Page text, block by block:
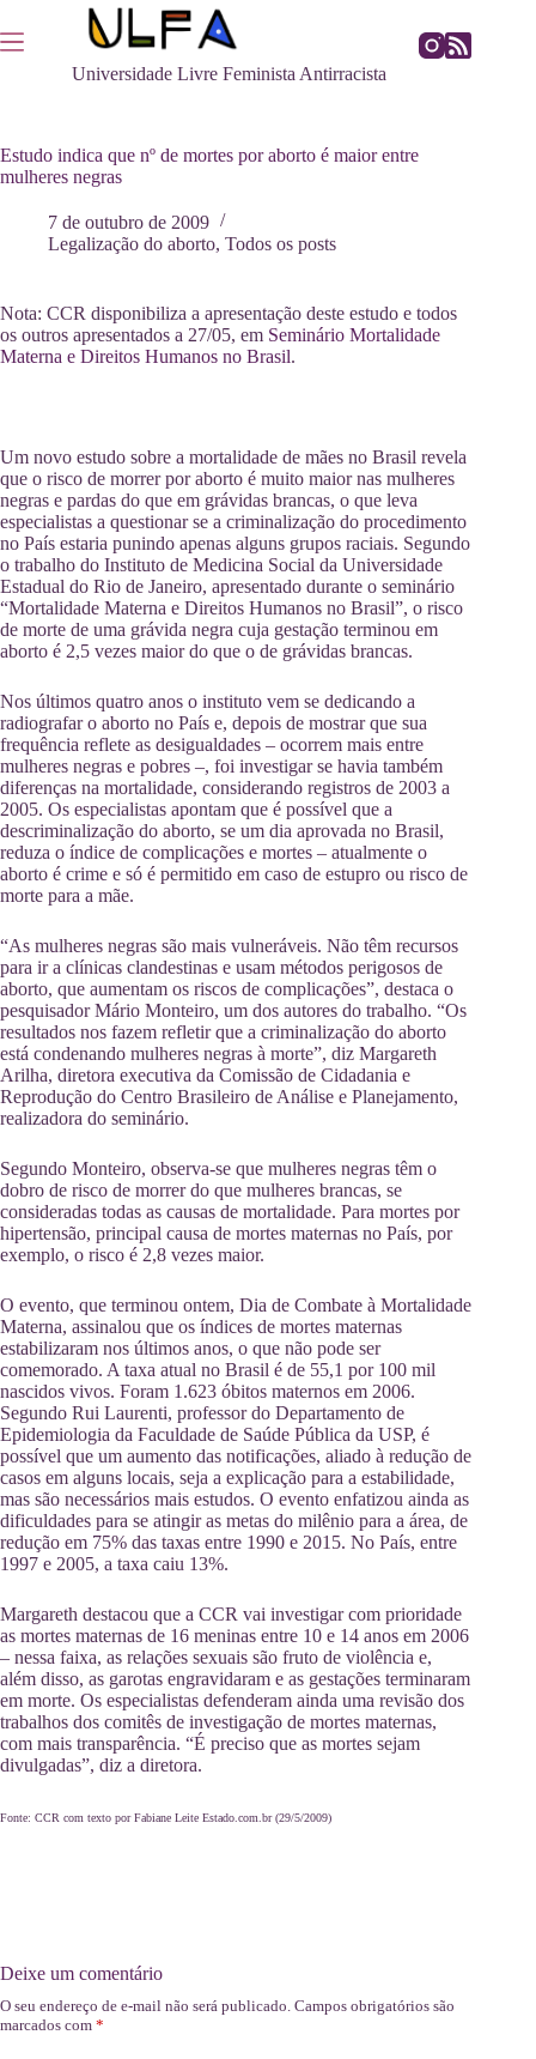
para
o
Universidade Livre Feminista Antirracista
Estudo indica que nº de mortes por aborto é maior entre
mulheres negras
7 de outubro de 2009
Legalização do aborto, Todos os posts
Nota: CCR disponibiliza a apresentação deste estudo e todos
os outros apresentados a 27/05, em Seminário Mortalidade
Materna e Direitos Humanos no Brasil.
Um novo estudo sobre a mortalidade de mães no Brasil revela
que o risco de morrer por aborto é muito maior nas mulheres
negras e pardas do que em grávidas brancas, o que leva
especialistas a questionar se a criminalização do procedimento
no País estaria punindo apenas alguns grupos raciais. Segundo
o trabalho do Instituto de Medicina Social da Universidade
Estadual do Rio de Janeiro, apresentado durante o seminário
“Mortalidade Materna e Direitos Humanos no Brasil”, o risco
de morte de uma grávida negra cuja gestação terminou em
aborto é 2,5 vezes maior do que o de grávidas brancas.
Nos últimos quatro anos o instituto vem se dedicando a
radiografar o aborto no País e, depois de mostrar que sua
frequência reflete as desigualdades – ocorrem mais entre
mulheres negras e pobres –, foi investigar se havia também
diferenças na mortalidade, considerando registros de 2003 a
2005. Os especialistas apontam que é possível que a
descriminalização do aborto, se um dia aprovada no Brasil,
reduza o índice de complicações e mortes – atualmente o
aborto é crime e só é permitido em caso de estupro ou risco de
morte para a mãe.
“As mulheres negras são mais vulneráveis. Não têm recursos
para ir a clínicas clandestinas e usam métodos perigosos de
aborto, que aumentam os riscos de complicações”, destaca o
pesquisador Mário Monteiro, um dos autores do trabalho. “Os
resultados nos fazem refletir que a criminalização do aborto
está condenando mulheres negras à morte”, diz Margareth
Arilha, diretora executiva da Comissão de Cidadania e
Reprodução do Centro Brasileiro de Análise e Planejamento,
realizadora do seminário.
Segundo Monteiro, observa-se que mulheres negras têm o
dobro de risco de morrer do que mulheres brancas, se
consideradas todas as causas de mortalidade. Para mortes por
hipertensão, principal causa de mortes maternas no País, por
exemplo, o risco é 2,8 vezes maior.
O evento, que terminou ontem, Dia de Combate à Mortalidade
Materna, assinalou que os índices de mortes maternas
estabilizaram nos últimos anos, o que não pode ser
comemorado. A taxa atual no Brasil é de 55,1 por 100 mil
nascidos vivos. Foram 1.623 óbitos maternos em 2006.
Segundo Rui Laurenti, professor do Departamento de
Epidemiologia da Faculdade de Saúde Pública da USP, é
possível que um aumento das notificações, aliado à redução de
casos em alguns locais, seja a explicação para a estabilidade,
mas são necessários mais estudos. O evento enfatizou ainda as
dificuldades para se atingir as metas do milênio para a área, de
redução em 75% das taxas entre 1990 e 2015. No País, entre
1997 e 2005, a taxa caiu 13%.
Margareth destacou que a CCR vai investigar com prioridade
as mortes maternas de 16 meninas entre 10 e 14 anos em 2006
– nessa faixa, as relações sexuais são fruto de violência e,
além disso, as garotas engravidaram e as gestações terminaram
em morte. Os especialistas defenderam ainda uma revisão dos
trabalhos dos comitês de investigação de mortes maternas,
com mais transparência. “É preciso que as mortes sejam
divulgadas”, diz a diretora.
Fonte: CCR com texto por Fabiane Leite Estado.com.br (29/5/2009)
Deixe um comentário
O seu endereço de e-mail não será publicado. Campos obrigatórios são
marcados com *